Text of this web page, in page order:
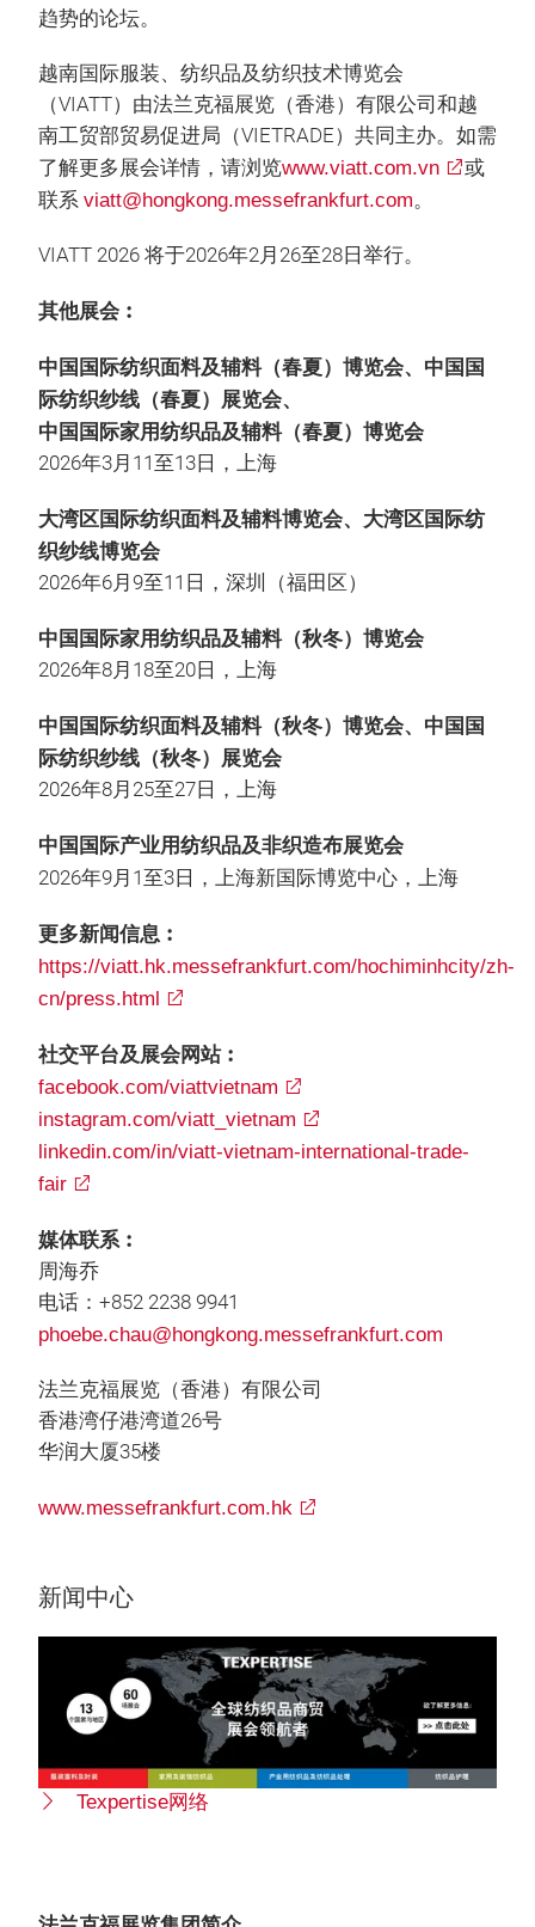
趋势的论坛。
越南国际服装、纺织品及纺织技术博览会
（VIATT）由法兰克福展览（香港）有限公司和越
南工贸部贸易促进局（VIETRADE）共同主办。如需
了解更多展会详情，请浏览www.viatt.com.vn
或
联系 viatt@hongkong.messefrankfurt.com。
VIATT 2026 将于2026年2月26至28日举行。
其他展会︰
中国国际纺织面料及辅料（春夏）博览会、中国国
际纺织纱线（春夏）展览会、
中国国际家用纺织品及辅料（春夏）博览会
2026年3月11至13日，上海
大湾区国际纺织面料及辅料博览会、大湾区国际纺
织纱线博览会
2026年6月9至11日，深圳（福田区）
中国国际家用纺织品及辅料（秋冬）博览会
2026年8月18至20日，上海
中国国际纺织面料及辅料（秋冬）博览会、中国国
际纺织纱线（秋冬）展览会
2026年8月25至27日，上海
中国国际产业用纺织品及非织造布展览会
2026年9月1至3日，上海新国际博览中心，上海
更多新闻信息︰
https://viatt.hk.messefrankfurt.com/hochiminhcity/zh-
cn/press.html
社交平台及展会网站︰
facebook.com/viattvietnam
instagram.com/viatt_vietnam
linkedin.com/in/viatt-vietnam-international-trade-
fair
媒体联系︰
周海乔
电话：+852 2238 9941
phoebe.chau@hongkong.messefrankfurt.com
法兰克福展览（香港）有限公司
香港湾仔港湾道26号
华润大厦35楼
www.messefrankfurt.com.hk
新闻中心
Texpertise网络